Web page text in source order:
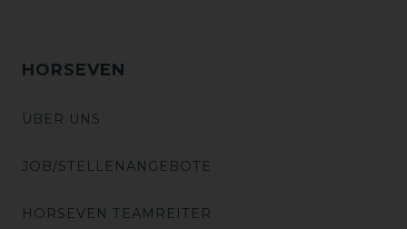
HORSEVEN
ÜBER UNS
JOB/STELLENANGEBOTE
HORSEVEN TEAMREITER